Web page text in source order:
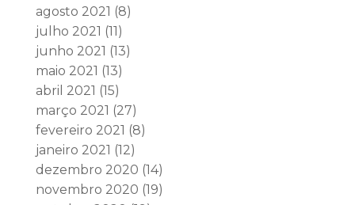
agosto 2021 (8)
julho 2021 (11)
junho 2021 (13)
maio 2021 (13)
abril 2021 (15)
março 2021 (27)
fevereiro 2021 (8)
janeiro 2021 (12)
dezembro 2020 (14)
novembro 2020 (19)